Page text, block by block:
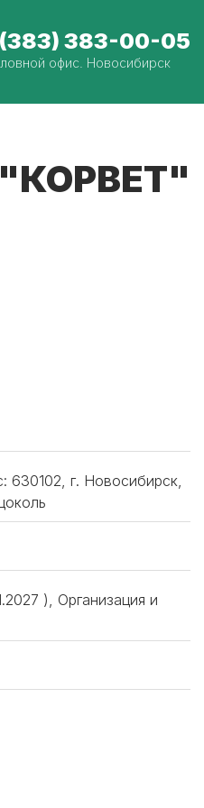
383-00-05
офис. Новосибирск
630102, г. Новосибирск,
), Организация и